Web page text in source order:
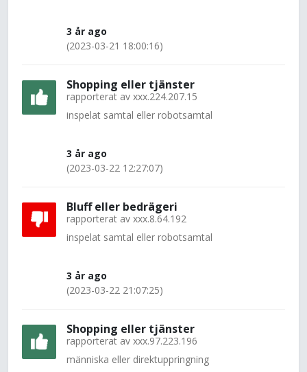
3 år ago
(2023-03-21 18:00:16)
Shopping eller tjänster
rapporterat av xxx.224.207.15
inspelat samtal eller robotsamtal
3 år ago
(2023-03-22 12:27:07)
Bluff eller bedrägeri
rapporterat av xxx.8.64.192
inspelat samtal eller robotsamtal
3 år ago
(2023-03-22 21:07:25)
Shopping eller tjänster
rapporterat av xxx.97.223.196
människa eller direktuppringning